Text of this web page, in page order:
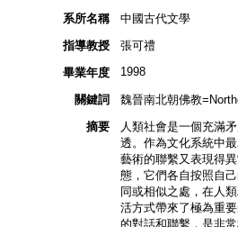
系所名稱
中國古代文學
指導教授
張可禮
畢業年度
1998
關鍵詞
魏晉南北朝佛教
摘要
人類社會是一個充滿
透。作為文化系統中
藝術的聯繫又表現得
態，它們各自按照自
同或相似之處，在人
活方式帶來了極為重
的對話和聯繫，是非